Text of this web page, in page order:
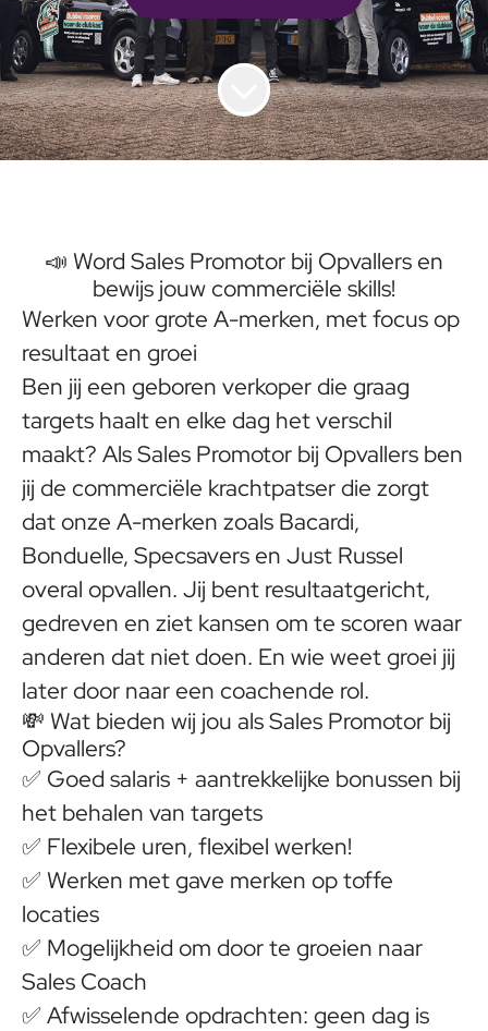
📣 Word Sales Promotor bij Opvallers en
bewijs jouw commerciële skills!
Werken voor grote A-merken, met focus op
resultaat en groei
Ben jij een geboren verkoper die graag
targets haalt en elke dag het verschil
maakt? Als Sales Promotor bij Opvallers ben
jij de commerciële krachtpatser die zorgt
dat onze A-merken zoals Bacardi,
Bonduelle, Specsavers en Just Russel
overal opvallen. Jij bent resultaatgericht,
gedreven en ziet kansen om te scoren waar
anderen dat niet doen. En wie weet groei jij
later door naar een coachende rol.
💸 Wat bieden wij jou als Sales Promotor bij
Opvallers?
✅ Goed salaris + aantrekkelijke bonussen bij
het behalen van targets
✅ Flexibele uren, flexibel werken!
✅ Werken met gave merken op toffe
locaties
✅ Mogelijkheid om door te groeien naar
Sales Coach
✅ Afwisselende opdrachten: geen dag is